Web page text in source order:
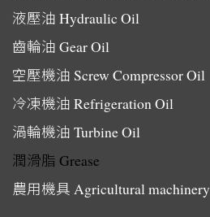
液壓油 Hydraulic Oil
齒輪油 Gear Oil
空壓機油 Screw Compressor Oil
冷凍機油 Refrigeration Oil
渦輪機油 Turbine Oil
潤滑脂 Grease
農用機具 Agricultural machinery